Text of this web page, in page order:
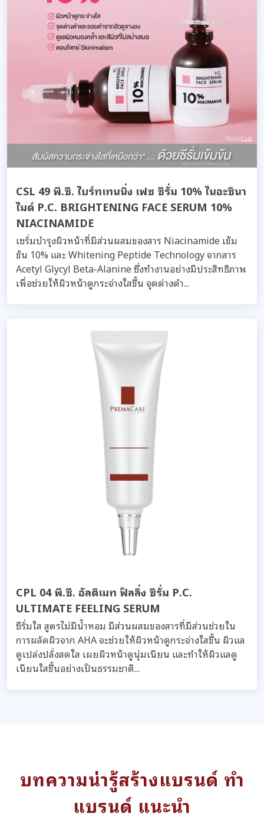
CSL 49 พี.ซี. ไบร์ทเทนนิ่ง เฟซ ซีรั่ม 10% ไนอะซินา
ไมด์ P.C. BRIGHTENING FACE SERUM 10%
NIACINAMIDE
เซรั่มบํารุงผิวหน้าที่มีส่วนผสมของสาร Niacinamide เข้ม
ข้น 10% และ Whitening Peptide Technology จากสาร
Acetyl Glycyl Beta-Alanine ซึ่งทำงานอย่างมีประสิทธิภาพ
เพื่อช่วยให้ผิวหน้าดูกระจ่างใสขึ้น จุดด่างดำ...
CPL 04 พี.ซี. อัลติเมท ฟิลลิ่ง ซีรั่ม P.C.
ULTIMATE FEELING SERUM
ซีรั่มใส สูตรไม่มีน้ำหอม มีส่วนผสมของสารที่มีส่วนช่วยใน
การผลัดผิวจาก AHA จะช่วยให้ผิวหน้าดูกระจ่างใสขึ้น ผิวแล
ดูเปล่งปลั่งสดใส เผยผิวหน้าดูนุ่มเนียน และทำให้ผิวแลดู
เนียนใสขึ้นอย่างเป็นธรรมชาติ...
บทความน่ารู้สร้างแบรนด์ ทำ
แบรนด์ แนะนำ